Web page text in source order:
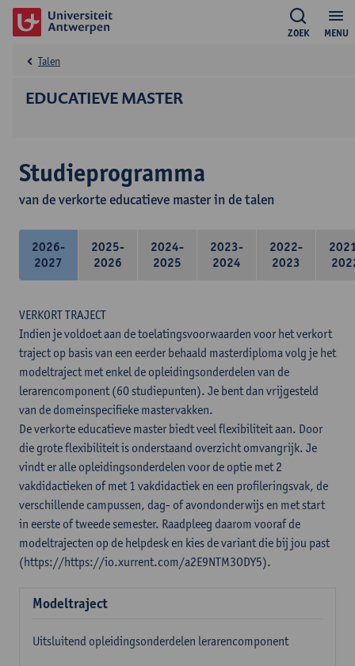
MENU
ZOEK
EDUCATIEVE MASTER
Talen
Studieprogramma
van de verkorte educatieve master in de talen
2026-
2027
2025-
2026
2024-
2025
2023-
2024
2022-
2023
VERKORT TRAJECT
Indien je voldoet aan de toelatingsvoorwaarden voor het verkort
traject op basis van een eerder behaald masterdiploma volg je het
modeltraject met enkel de opleidingsonderdelen van de
lerarencomponent (60 studiepunten). Je bent dan vrijgesteld
van de domeinspecifieke mastervakken.
De verkorte educatieve master biedt veel flexibiliteit aan. Door
die grote flexibiliteit is onderstaand overzicht omvangrijk. Je
vindt er alle opleidingsonderdelen voor de optie met 2
vakdidactieken of met 1 vakdidactiek en een profileringsvak, de
verschillende campussen, dag- of avondonderwijs en met start
in eerste of tweede semester. Raadpleeg daarom vooraf de
modeltrajecten op de helpdesk en kies de variant die bij jou past
(https://https://io.xurrent.com/a2E9NTM3ODY5).
Modeltraject
Uitsluitend opleidingsonderdelen lerarencomponent